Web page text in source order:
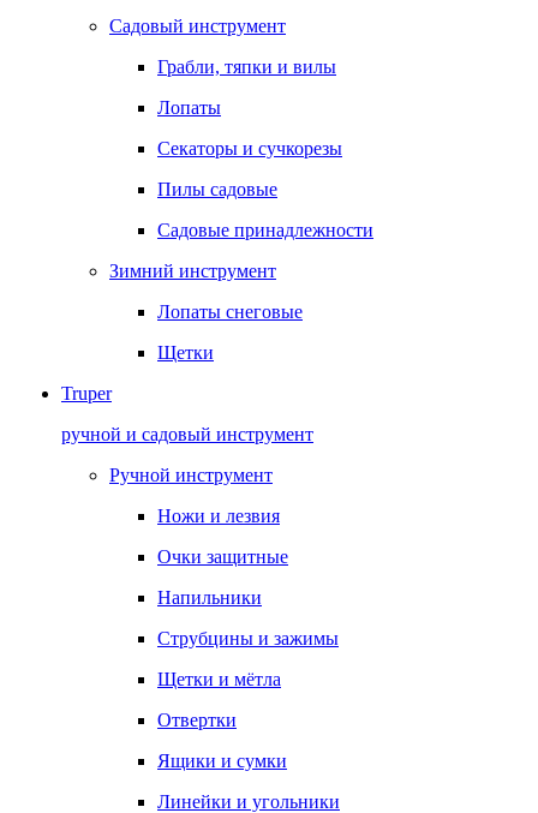
Садовый инструмент
Грабли, тяпки и вилы
Лопаты
Секаторы и сучкорезы
Пилы садовые
Садовые принадлежности
Зимний инструмент
Лопаты снеговые
Щетки
Truper
ручной и садовый инструмент
Ручной инструмент
Ножи и лезвия
Очки защитные
Напильники
Струбцины и зажимы
Щетки и мётла
Отвертки
Ящики и сумки
Линейки и угольники